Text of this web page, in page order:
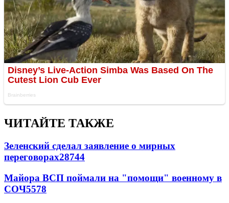
ЧИТАЙТЕ ТАКЖЕ
Зеленский сделал заявление о мирных
переговорах28744
Майора ВСП поймали на "помощи" военному в
СОЧ5578